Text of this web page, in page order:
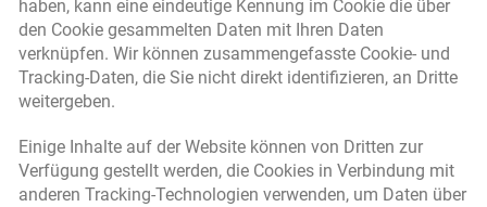
haben, kann eine eindeutige Kennung im Cookie die über
den Cookie gesammelten Daten mit Ihren Daten
verknüpfen. Wir können zusammengefasste Cookie- und
Tracking-Daten, die Sie nicht direkt identifizieren, an Dritte
weitergeben.
Einige Inhalte auf der Website können von Dritten zur
Verfügung gestellt werden, die Cookies in Verbindung mit
anderen Tracking-Technologien verwenden, um Daten über